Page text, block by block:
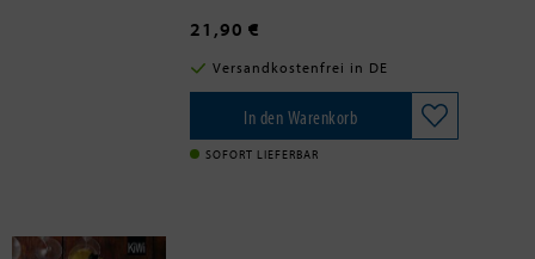
Richtung Chur. Zwei Tage später finden
die Landjäger ihre Leiche im Wald. Sie
wurde zweifelsfrei erwürgt, um ihren
Hals trägt sie eine rote Schleife. Nur
wenige Tage später verschwindet eine
junge Näherin aus einem Töchterheim
und wird ebenfalls ermordet
aufgefunden - auch sie trägt das
21,90 €
Versandkostenfrei in DE
In den Warenkorb
SOFORT LIEFERBAR